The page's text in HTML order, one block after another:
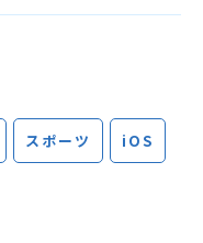
スポーツ iOS